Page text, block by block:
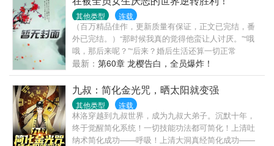
异能都在空间还能种田有灵泉不用愁吃喝。洛小柔终
于可以当一条远离女主男主的快乐的咸鱼了。那个谁
不要吃咸鱼，咸鱼不好吃。
魂合二为一）（老曹家优秀后辈）
其他类型 连载
（百万精品佳作，更新质量有保证，正文已完结，番
外已完结。）“那时候我真的觉得他蛮让人讨厌。”“哦
哦，那后来呢？”“后来？婚后生活还算一切正常
吧。”“？？？”－－－－－ps：不知不觉来猫站一年
了，愿各位也越过越好，达成今年定下的目标！
最新： 第60章 龙樱告白，全员爆炸！
九叔：简化金光咒，晒太阳就变强
其他类型 连载
林洛穿越到九叔世界，成为九叔大弟子。沉默十年，
终于觉醒简化系统！一切技能功法都可简化！上清吐
纳术简化成功——呼吸！上清大洞真经简化成功——